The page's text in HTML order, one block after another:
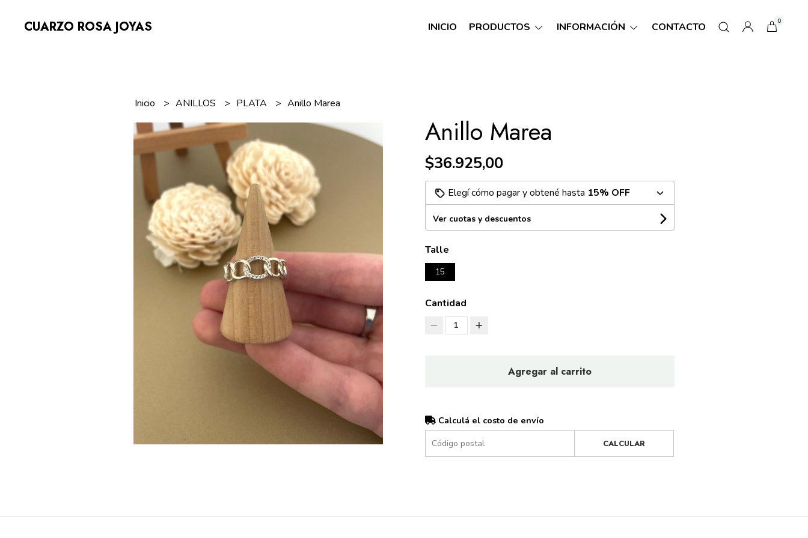
CUARZO ROSA JOYAS INICIO PRODUCTOS INFORMACIÓN CONTACTO 0
Inicio ANILLOS PLATA Anillo Marea
Anillo Marea
$36.925,00
Elegí cómo pagar y obtené hasta 15% OFF
Ver cuotas y descuentos
Talle
15
Cantidad
1
Agregar al carrito
Calculá el costo de envío
CALCULAR